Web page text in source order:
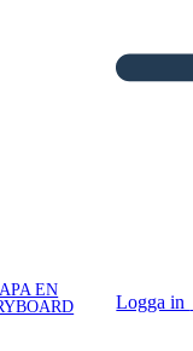
EN
Logga in